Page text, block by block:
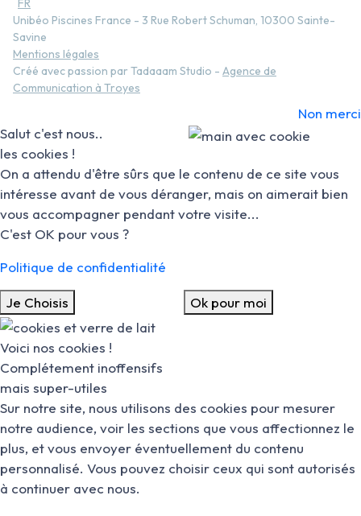
FR
Unibéo Piscines France - 3 Rue Robert Schuman, 10300 Sainte-
Savine
Mentions légales
Créé avec passion par Tadaaam Studio - Agence de
Communication à Troyes
Non merci
Salut c'est nous..
les cookies !
On a attendu d'être sûrs que le contenu de ce site vous
intéresse avant de vous déranger, mais on aimerait bien
vous accompagner pendant votre visite...
C'est OK pour vous ?
Politique de confidentialité
Je Choisis Ok pour moi
Voici nos cookies !
Complétement inoffensifs
mais super-utiles
Sur notre site, nous utilisons des cookies pour mesurer
notre audience, voir les sections que vous affectionnez le
plus, et vous envoyer éventuellement du contenu
personnalisé. Vous pouvez choisir ceux qui sont autorisés
à continuer avec nous.